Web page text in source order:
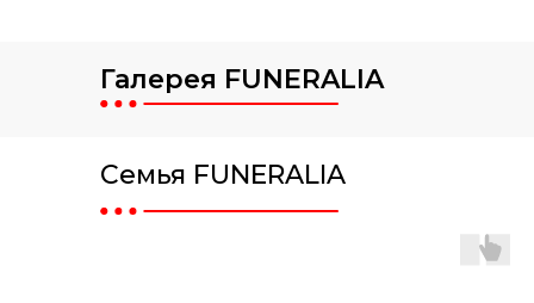
Галерея FUNERALIA
Семья FUNERALIA